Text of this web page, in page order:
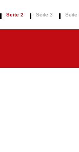
Seite 2 Seite 3 Seite